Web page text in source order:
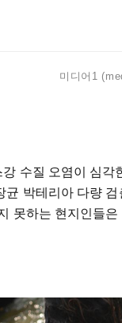
미디어1
수질 오염이 심각
박테리아 다량
못하는 현지인들